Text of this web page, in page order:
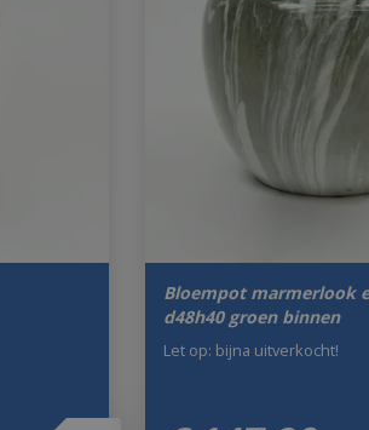
Bloempot marmerlook
d48h40 groen binnen
Let op: bijna uitverkocht!